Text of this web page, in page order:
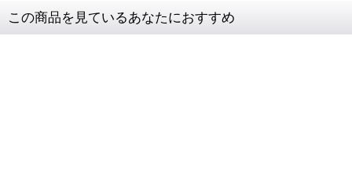
¥187,000 ¥286,000
最大幅 約3mm 1〜18号 / 最大幅 約4mm 1〜
この商品を見ているあなたにおすすめ